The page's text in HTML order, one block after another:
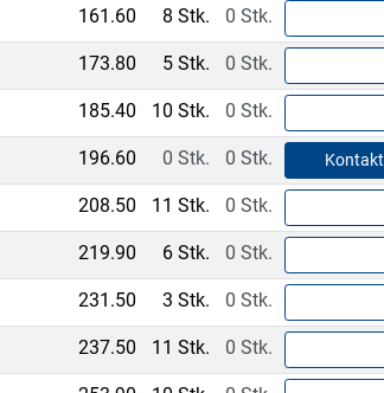
161.60 8 Stk. 0 Stk.
173.80 5 Stk. 0 Stk.
185.40 10 Stk. 0 Stk.
196.60 0 Stk. 0 Stk. Kontakt
208.50 11 Stk. 0 Stk.
219.90 6 Stk. 0 Stk.
231.50 3 Stk. 0 Stk.
237.50 11 Stk. 0 Stk.